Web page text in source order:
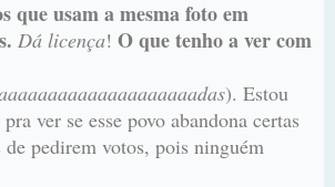
que usam a mesma foto em
Dá licença! O que tenho a ver com
). Estou
ver se esse povo abandona certas
de pedirem votos, pois ninguém